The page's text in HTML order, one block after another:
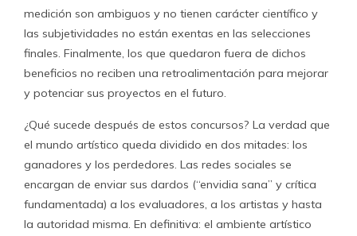
medición son ambiguos y no tienen carácter científico y
las subjetividades no están exentas en las selecciones
finales. Finalmente, los que quedaron fuera de dichos
beneficios no reciben una retroalimentación para mejorar
y potenciar sus proyectos en el futuro.
¿Qué sucede después de estos concursos? La verdad que
el mundo artístico queda dividido en dos mitades: los
ganadores y los perdedores. Las redes sociales se
encargan de enviar sus dardos (“envidia sana” y crítica
fundamentada) a los evaluadores, a los artistas y hasta
la autoridad misma. En definitiva: el ambiente artístico